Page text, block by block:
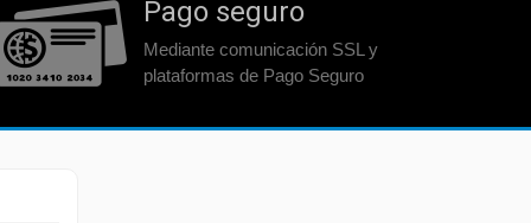
Pago seguro
Mediante comunicación SSL y
plataformas de Pago Seguro